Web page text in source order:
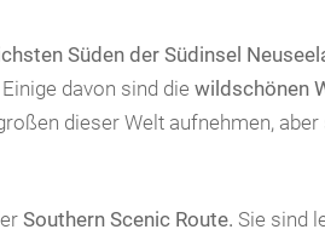
Süden der Südinsel
davon sind die wildschönen
dieser Welt aufnehmen,
Southern Scenic Route. Sie sind